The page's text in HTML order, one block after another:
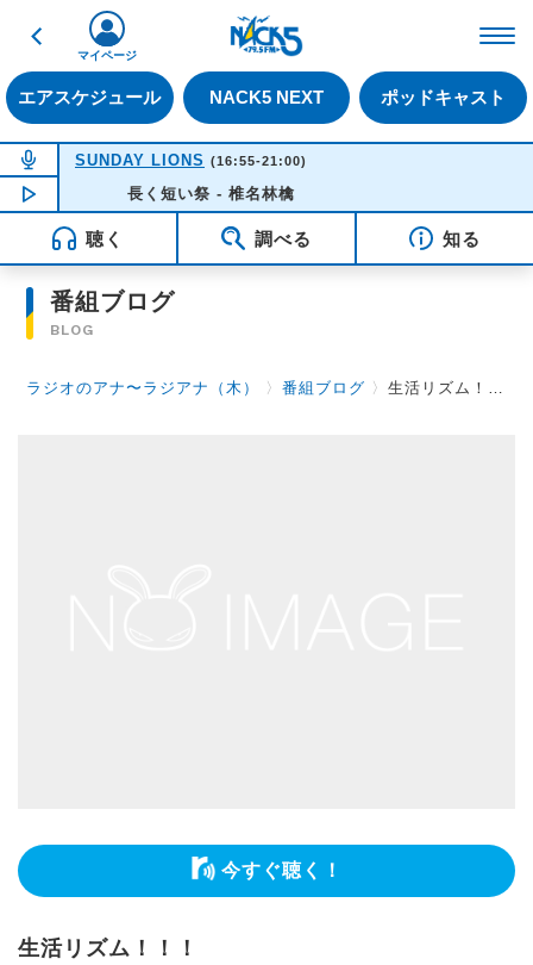
戻る
エアスケジュール NACK5 NEXT ポッドキャスト
マイページ
NOW ON AIR
SUNDAY LIONS (16:55-21:00)
NOW PLAYING16:35
長く短い祭 - 椎名林檎
聴く 調べる 知る
番組ブログ
BLOG
ラジオのアナ〜ラジアナ（木） 〉番組ブログ 〉生活リズム！！！
今すぐ聴く！
生活リズム！！！